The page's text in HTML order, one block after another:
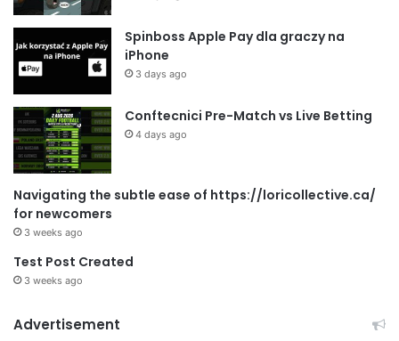
Spinboss Apple Pay dla graczy na
iPhone
3 days ago
Conftecnici Pre-Match vs Live Betting
4 days ago
Navigating the subtle ease of https://loricollective.ca/
for newcomers
3 weeks ago
Test Post Created
3 weeks ago
Advertisement